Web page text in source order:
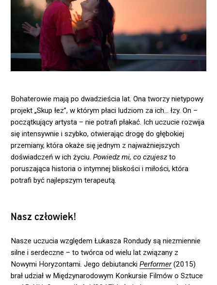
Bohaterowie mają po dwadzieścia lat. Ona tworzy nietypowy
projekt „Skup łez”, w którym płaci ludziom za ich… łzy. On –
początkujący artysta – nie potrafi płakać. Ich uczucie rozwija
się intensywnie i szybko, otwierając drogę do głębokiej
przemiany, która okaże się jednym z najważniejszych
doświadczeń w ich życiu.Powiedz mi, co czujeszto
poruszająca historia o intymnej bliskości i miłości, która
potrafi być najlepszym terapeutą.
Nasz człowiek!
Nasze uczucia względem Łukasza Rondudy są niezmiennie
silne i serdeczne – to twórca od wielu lat związany z
Nowymi Horyzontami. Jego debiutanckiPerformer(2015)
brał udział w Międzynarodowym Konkursie Filmów o Sztuce